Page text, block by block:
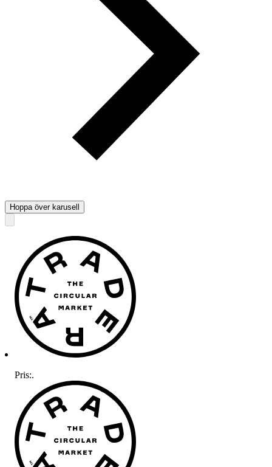
Hoppa över karusell
Pris:.